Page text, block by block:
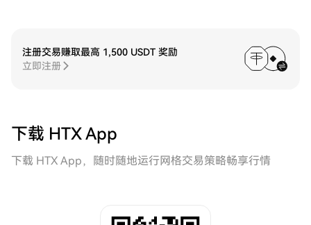
注册交易赚取最高 1,500 USDT 奖励
立即注册
下载 HTX App
下载 HTX App，随时随地运行网格交易策略畅享行情